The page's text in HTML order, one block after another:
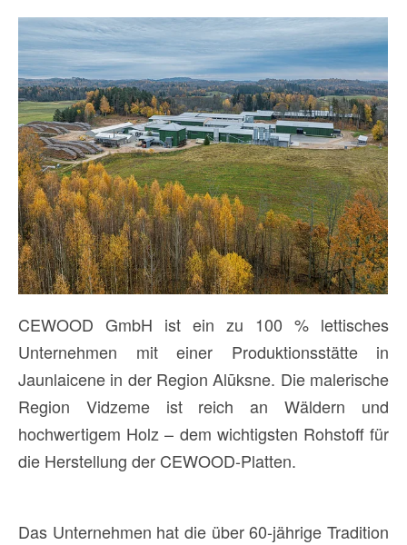
CEWOOD GmbH ist ein zu 100 % lettisches
Unternehmen mit einer Produktionsstätte in
Jaunlaicene in der Region Alūksne. Die malerische
Region Vidzeme ist reich an Wäldern und
hochwertigem Holz – dem wichtigsten Rohstoff für
die Herstellung der CEWOOD-Platten.
Das Unternehmen hat die über 60-jährige Tradition